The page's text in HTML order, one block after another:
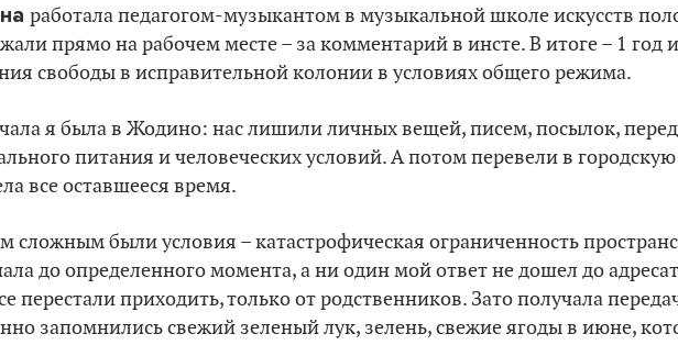
работала педагогом-музыкантом в музыкальной школе искусств
прямо на рабочем месте – за комментарий в инсте. В итоге – 1 год
свободы в исправительной колонии в условиях общего режима.
я была в Жодино: нас лишили личных вещей, писем, посылок,
питания и человеческих условий. А потом перевели в
все оставшееся время.
сложным были условия – катастрофическая ограниченность
до определенного момента, а ни один мой ответ не дошел до
перестали приходить, только от родственников. Зато получала
запомнились свежий зеленый лук, зелень, свежие ягоды в июне,